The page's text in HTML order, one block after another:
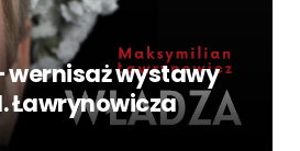
wernisaż wystawy
Ławrynowicza